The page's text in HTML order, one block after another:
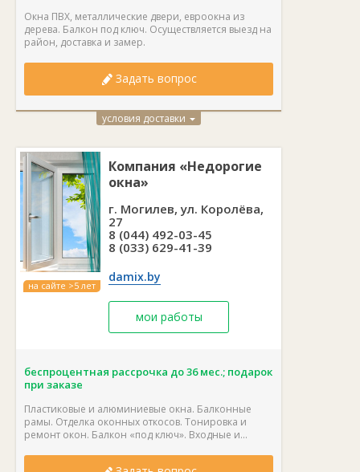
Окна ПВХ, металлические двери, евроокна из
дерева. Балкон под ключ. Осуществляется выезд на
район, доставка и замер.
Задать вопрос
условия доставки
на сайте >5 лет
Компания «Недорогие
окна»
г. Могилев, ул. Королёва,
27
8 (044) 492-03-45
8 (033) 629-41-39
damix.by
мои работы
беспроцентная рассрочка до 36 мес.; подарок
при заказе
Пластиковые и алюминиевые окна. Балконные
рамы. Отделка оконных откосов. Тонировка и
ремонт окон. Балкон «под ключ». Входные и...